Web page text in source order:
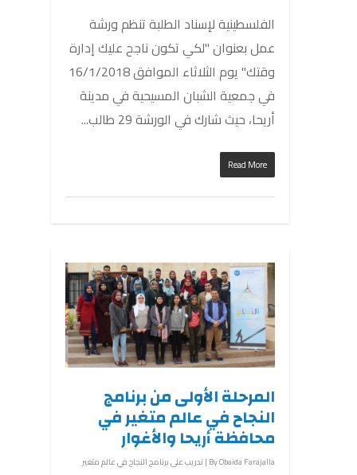
الفلسطينية لإسناد الطلبة تنظم ورشة
عمل بعنوان "لكي تكون ناجح عليك إدارة
وقتك" يوم الثلاثاء الموافق 16/1/2018
في جمعية الشبان المسيحية في مدينة
أريحا، حيث شارك في الورشة 29 طالب...
Read More
المرحلة الأولى من برنامج
النجاح في عالم متغير في
محافظة أريحا والأغوار
ByObaida Farajalla
|تدريب على برنامج النجاح في عالم متغير